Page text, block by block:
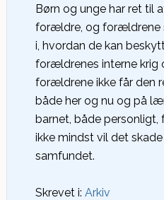
Børn og unge har ret til
forældre, og forældrene
i, hvordan de kan
forældrenes interne krig
forældrene ikke får den
både her og nu og på
barnet, både
ikke mindst vil det
samfundet.
Skrevet i: Arkiv